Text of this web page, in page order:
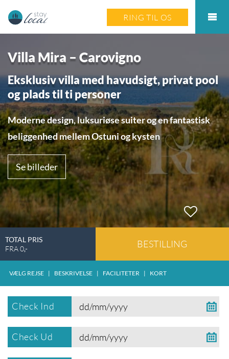
RING TIL OS
Villa Mira – Carovigno
Eksklusiv villa med havudsigt, privat pool
og plads til ti personer
Moderne design, luksuriøse suiter og en fantastisk
beliggenhed mellem Ostuni og kysten
Se billeder
TOTAL PRIS
FRA0,- BESTILLING
VÆLG REJSE | BESKRIVELSE | FACILITETER | KORT
Check Ind
Check Ud